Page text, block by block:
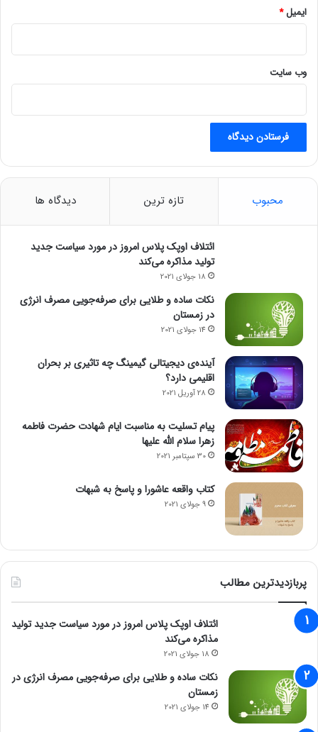
ایمیل*
وب‌ سایت
محبوب تازه ترین دیدگاه ها
ائتلاف اوپک پلاس امروز در مورد سیاست جدید
تولید مذاکره می‌کند
18 جولای 2021
نکات ساده و طلایی برای صرفه‌جویی مصرف انرژی
در زمستان
14 جولای 2021
آینده‌ی دیجیتالی گیمینگ چه تاثیری بر بحران
اقلیمی دارد؟
28 آوریل 2021
پیام تسلیت به مناسبت ایام شهادت حضرت فاطمه
زهرا سلام الله علیها
30 سپتامبر 2021
کتاب واقعه عاشورا و پاسخ به شبهات
9 جولای 2021
پربازدیدترین مطالب
ائتلاف اوپک پلاس امروز در مورد سیاست جدید تولید
مذاکره می‌کند
18 جولای 2021
نکات ساده و طلایی برای صرفه‌جویی مصرف انرژی در
زمستان
14 جولای 2021